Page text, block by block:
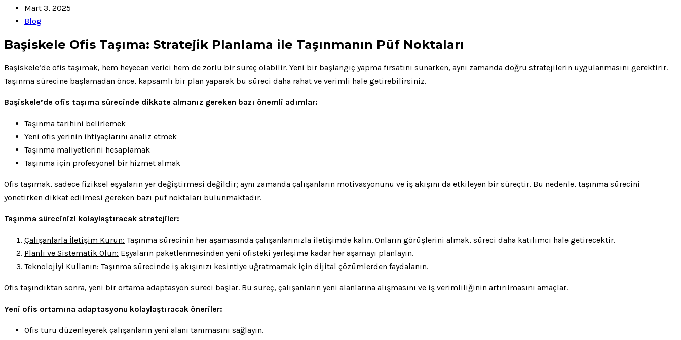
Mart 3, 2025
Blog
Başiskele Ofis Taşıma: Stratejik Planlama ile Taşınmanın Püf Noktaları
Başiskele’de ofis taşımak, hem heyecan verici hem de zorlu bir süreç olabilir. Yeni bir başlangıç yapma fırsatını sunarken, aynı zamanda doğru stratejilerin uygulanmasını gerektirir.
Taşınma sürecine başlamadan önce, kapsamlı bir plan yaparak bu süreci daha rahat ve verimli hale getirebilirsiniz.
Başiskele’de ofis taşıma sürecinde dikkate almanız gereken bazı önemli adımlar:
Taşınma tarihini belirlemek
Yeni ofis yerinin ihtiyaçlarını analiz etmek
Taşınma maliyetlerini hesaplamak
Taşınma için profesyonel bir hizmet almak
Ofis taşımak, sadece fiziksel eşyaların yer değiştirmesi değildir; aynı zamanda çalışanların motivasyonunu ve iş akışını da etkileyen bir süreçtir. Bu nedenle, taşınma sürecini
yönetirken dikkat edilmesi gereken bazı püf noktaları bulunmaktadır.
Taşınma sürecinizi kolaylaştıracak stratejiler:
Çalışanlarla İletişim Kurun: Taşınma sürecinin her aşamasında çalışanlarınızla iletişimde kalın. Onların görüşlerini almak, süreci daha katılımcı hale getirecektir.
Planlı ve Sistematik Olun: Eşyaların paketlenmesinden yeni ofisteki yerleşime kadar her aşamayı planlayın.
Teknolojiyi Kullanın: Taşınma sürecinde iş akışınızı kesintiye uğratmamak için dijital çözümlerden faydalanın.
Ofis taşındıktan sonra, yeni bir ortama adaptasyon süreci başlar. Bu süreç, çalışanların yeni alanlarına alışmasını ve iş verimliliğinin artırılmasını amaçlar.
Yeni ofis ortamına adaptasyonu kolaylaştıracak öneriler:
Ofis turu düzenleyerek çalışanların yeni alanı tanımasını sağlayın.